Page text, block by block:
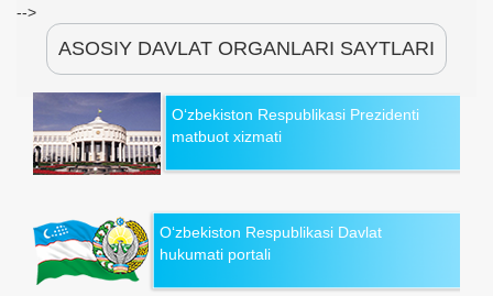
-->
ASOSIY DAVLAT ORGANLARI SAYTLARI
O‘zbekiston Respublikasi Prezidenti
matbuot xizmati
O‘zbekiston Respublikasi Davlat
hukumati portali